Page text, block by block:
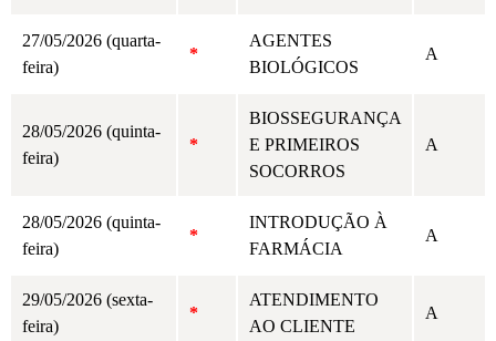
27/05/2026 (quarta-
feira)
*
AGENTES
BIOLÓGICOS
A
28/05/2026 (quinta-
feira)
*
BIOSSEGURANÇA
E PRIMEIROS
SOCORROS
A
28/05/2026 (quinta-
feira)
*
INTRODUÇÃO À
FARMÁCIA
A
29/05/2026 (sexta-
feira)
*
ATENDIMENTO
AO CLIENTE
A